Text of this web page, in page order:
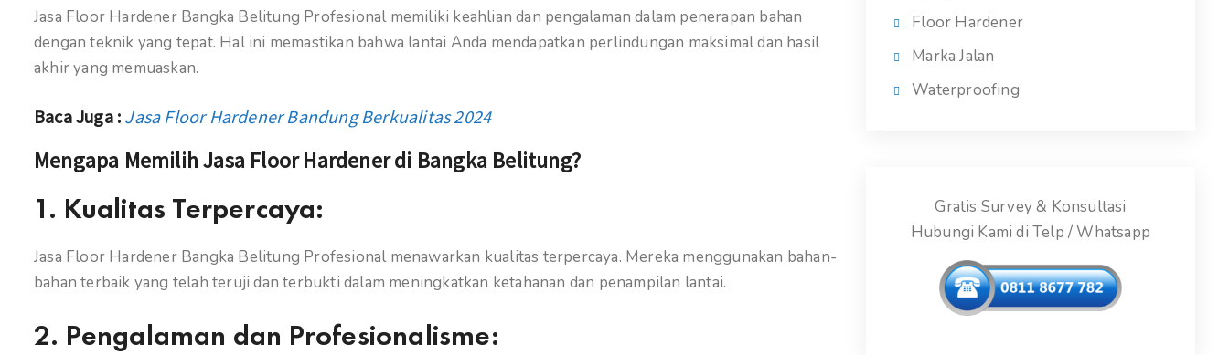
Jasa Floor Hardener Bangka Belitung Profesional memiliki keahlian dan pengalaman dalam penerapan bahan
dengan teknik yang tepat. Hal ini memastikan bahwa lantai Anda mendapatkan perlindungan maksimal dan hasil
akhir yang memuaskan.
Baca Juga : Jasa Floor Hardener Bandung Berkualitas 2024
Mengapa Memilih Jasa Floor Hardener di Bangka Belitung?
1. Kualitas Terpercaya:
Jasa Floor Hardener Bangka Belitung Profesional menawarkan kualitas terpercaya. Mereka menggunakan bahan-
bahan terbaik yang telah teruji dan terbukti dalam meningkatkan ketahanan dan penampilan lantai.
2. Pengalaman dan Profesionalisme:
Floor Hardener
Marka Jalan
Waterproofing
Gratis Survey & Konsultasi
Hubungi Kami di Telp / Whatsapp